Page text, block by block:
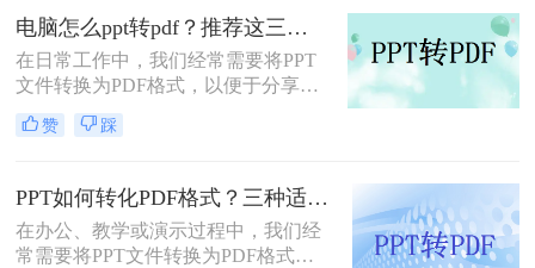
pdf呢？接下来，本文将为你详细介绍
几种常见的转换方法。
电脑怎么ppt转pdf？推荐这三种方法给大家！
在日常工作中，我们经常需要将PPT
文件转换为PDF格式，以便于分享、
打印或保持格式的一致性。那么电脑
怎么ppt转pdf呢？下面将详细介绍几
完成转换。
赞 踩
PPT如何转化PDF格式？三种适合小白的转换方法！
在办公、教学或演示过程中，我们经
常需要将PPT文件转换为PDF格式，